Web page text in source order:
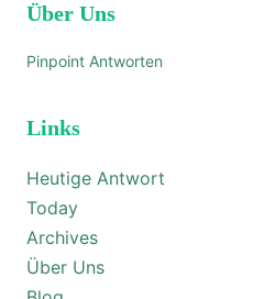
Über Uns
Pinpoint Antworten
Links
Heutige Antwort
Today
Archives
Über Uns